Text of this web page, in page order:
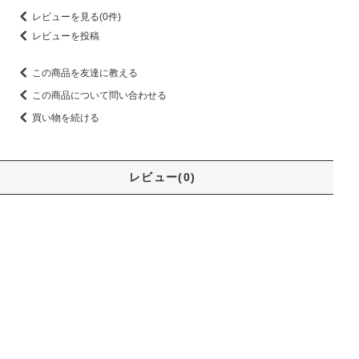
レビューを見る(0件)
レビューを投稿
この商品を友達に教える
この商品について問い合わせる
買い物を続ける
レビュー(0)